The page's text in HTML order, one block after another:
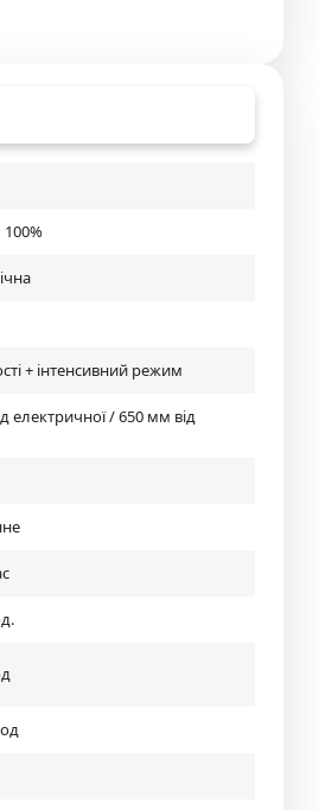
+ інтенсивний режим
електричної / 650 мм від